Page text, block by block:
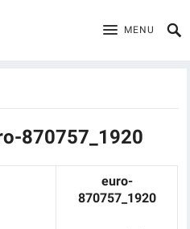
MENU
870757_1920
euro-
870757_1920